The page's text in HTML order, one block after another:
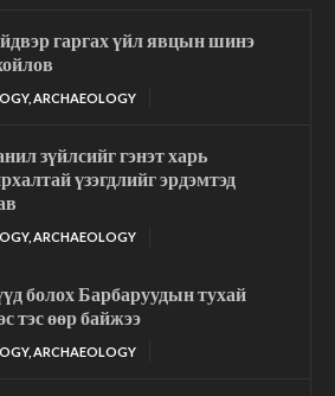
гаргах үйл явцын шинэ
ARCHAEOLOGY
зүйлсийг гэнэт харь
үзэгдлийг эрдэмтэд
ARCHAEOLOGY
болох Барбаруудын тухай
тэс өөр байжээ
ARCHAEOLOGY